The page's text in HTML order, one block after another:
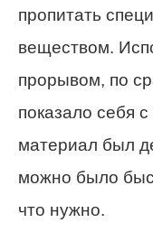
пропитать
веществом.
прорывом, по
показало себя
материал был
можно было
что нужно.